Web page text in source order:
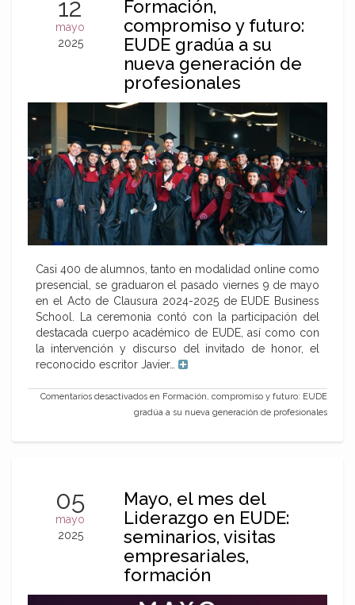
12
mayo
2025
Formación,
compromiso y futuro:
EUDE gradúa a su
nueva generación de
profesionales
Casi 400 de alumnos, tanto en modalidad online como
presencial, se graduaron el pasado viernes 9 de mayo
en el Acto de Clausura 2024-2025 de EUDE Business
School. La ceremonia contó con la participación del
destacada cuerpo académico de EUDE, así como con
la intervención y discurso del invitado de honor, el
reconocido escritor Javier…
Comentarios desactivados en Formación, compromiso y futuro: EUDE
gradúa a su nueva generación de profesionales
05
mayo
2025
Mayo, el mes del
Liderazgo en EUDE:
seminarios, visitas
empresariales,
formación
internacional y becas